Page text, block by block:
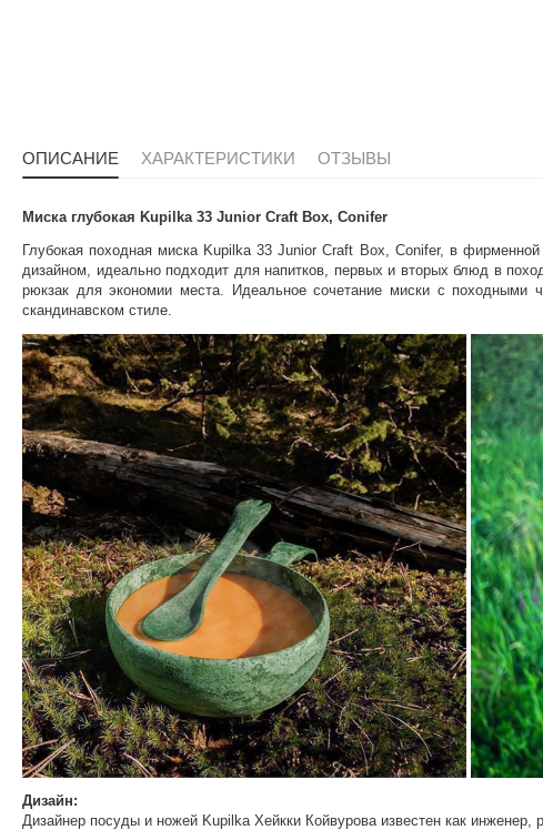
ОПИСАНИЕ ХАРАКТЕРИСТИКИ ОТЗЫВЫ
Миска глубокая Kupilka 33 Junior Craft Box, Conifer
Глубокая походная миска Kupilka 33 Junior Craft Box, Conifer, в
дизайном, идеально подходит для напитков, первых и вторых блюд в
рюкзак для экономии места. Идеальное сочетание миски с походными
скандинавском стиле.
Дизайн:
Дизайнер посуды и ножей Kupilka Хейкки Койвурова известен как